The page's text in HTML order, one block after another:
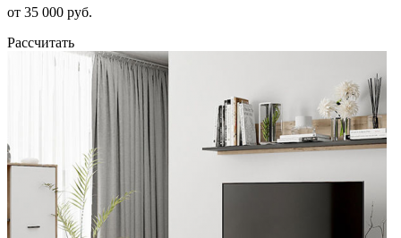
от 35 000 руб.
Рассчитать